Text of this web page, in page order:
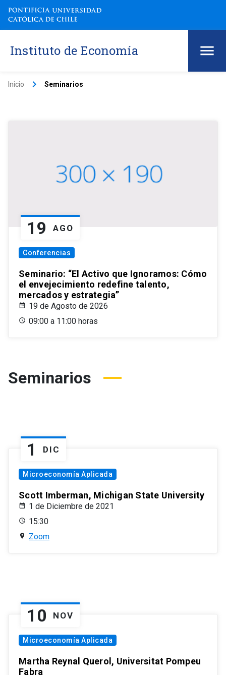
Instituto de Economía
Inicio keyboard_arrow_right Seminarios
19 AGO
Conferencias
Seminario: “El Activo que Ignoramos: Cómo
el envejecimiento redefine talento,
mercados y estrategia”
19 de Agosto de 2026
09:00 a 11:00 horas
Seminarios
1 DIC
Microeconomía Aplicada
Scott Imberman, Michigan State University
1 de Diciembre de 2021
15:30
Zoom
10 NOV
Microeconomía Aplicada
Martha Reynal Querol, Universitat Pompeu
Fabra